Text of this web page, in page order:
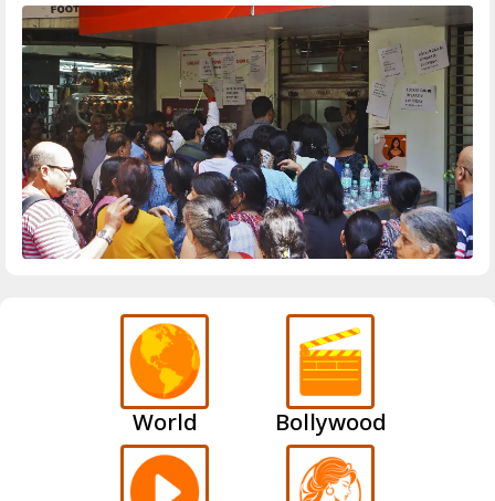
World Bollywood